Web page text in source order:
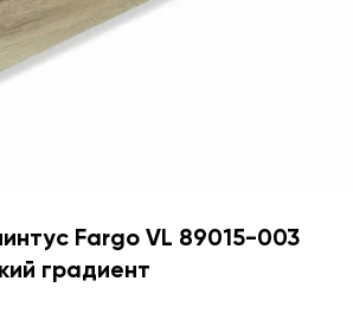
Fargo VL 89015-003
градиент